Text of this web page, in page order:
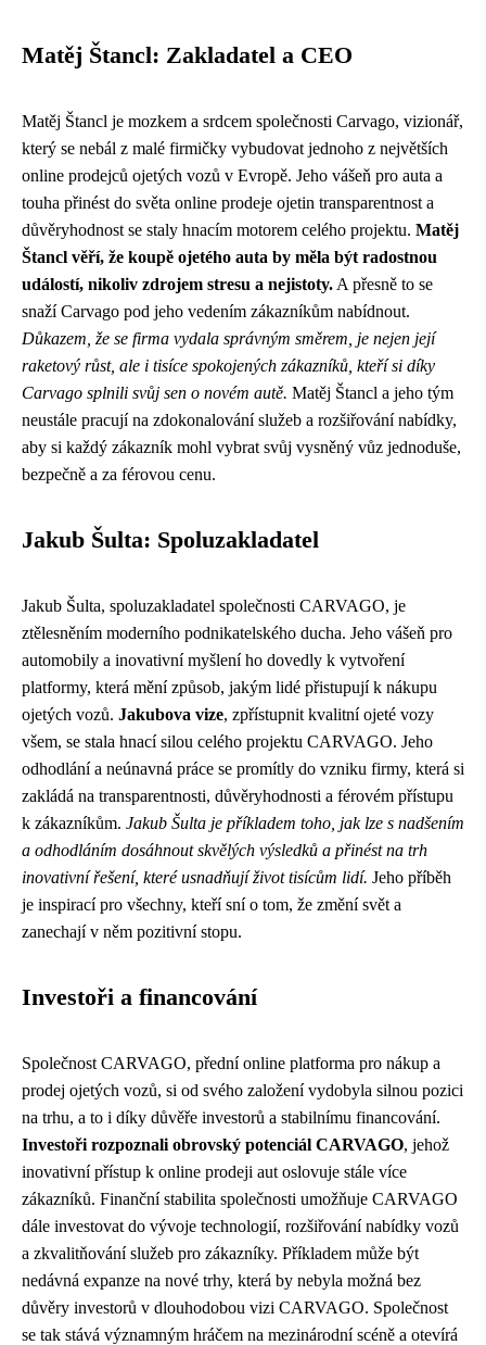
Matěj Štancl: Zakladatel a CEO
Matěj Štancl je mozkem a srdcem společnosti Carvago, vizionář,
který se nebál z malé firmičky vybudovat jednoho z největších
online prodejců ojetých vozů v Evropě. Jeho vášeň pro auta a
touha přinést do světa online prodeje ojetin transparentnost a
důvěryhodnost se staly hnacím motorem celého projektu. Matěj
Štancl věří, že koupě ojetého auta by měla být radostnou
událostí, nikoliv zdrojem stresu a nejistoty. A přesně to se
snaží Carvago pod jeho vedením zákazníkům nabídnout.
Důkazem, že se firma vydala správným směrem, je nejen její
raketový růst, ale i tisíce spokojených zákazníků, kteří si díky
Carvago splnili svůj sen o novém autě. Matěj Štancl a jeho tým
neustále pracují na zdokonalování služeb a rozšiřování nabídky,
aby si každý zákazník mohl vybrat svůj vysněný vůz jednoduše,
bezpečně a za férovou cenu.
Jakub Šulta: Spoluzakladatel
Jakub Šulta, spoluzakladatel společnosti CARVAGO, je
ztělesněním moderního podnikatelského ducha. Jeho vášeň pro
automobily a inovativní myšlení ho dovedly k vytvoření
platformy, která mění způsob, jakým lidé přistupují k nákupu
ojetých vozů. Jakubova vize, zpřístupnit kvalitní ojeté vozy
všem, se stala hnací silou celého projektu CARVAGO. Jeho
odhodlání a neúnavná práce se promítly do vzniku firmy, která si
zakládá na transparentnosti, důvěryhodnosti a férovém přístupu
k zákazníkům. Jakub Šulta je příkladem toho, jak lze s nadšením
a odhodláním dosáhnout skvělých výsledků a přinést na trh
inovativní řešení, které usnadňují život tisícům lidí. Jeho příběh
je inspirací pro všechny, kteří sní o tom, že změní svět a
zanechají v něm pozitivní stopu.
Investoři a financování
Společnost CARVAGO, přední online platforma pro nákup a
prodej ojetých vozů, si od svého založení vydobyla silnou pozici
na trhu, a to i díky důvěře investorů a stabilnímu financování.
Investoři rozpoznali obrovský potenciál CARVAGO, jehož
inovativní přístup k online prodeji aut oslovuje stále více
zákazníků. Finanční stabilita společnosti umožňuje CARVAGO
dále investovat do vývoje technologií, rozšiřování nabídky vozů
a zkvalitňování služeb pro zákazníky. Příkladem může být
nedávná expanze na nové trhy, která by nebyla možná bez
důvěry investorů v dlouhodobou vizi CARVAGO. Společnost
se tak stává významným hráčem na mezinárodní scéně a otevírá